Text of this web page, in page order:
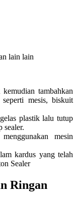
lain lain
tambahkan
mesis, biskuit
plastik lalu tutup
sealer.
mesin
kardus yang telah
Sealer
Ringan